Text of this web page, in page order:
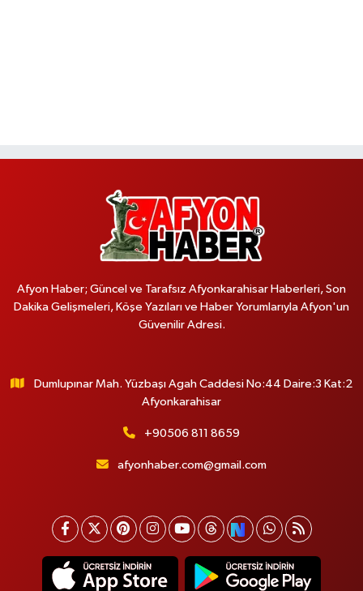
Afyon Haber; Güncel ve Tarafsız Afyonkarahisar Haberleri, Son
Dakika Gelişmeleri, Köşe Yazıları ve Haber Yorumlarıyla Afyon'un
Güvenilir Adresi.
Dumlupınar Mah. Yüzbaşı Agah Caddesi No:44 Daire:3 Kat:2
Afyonkarahisar
+90506 811 8659
afyonhaber.com@gmail.com